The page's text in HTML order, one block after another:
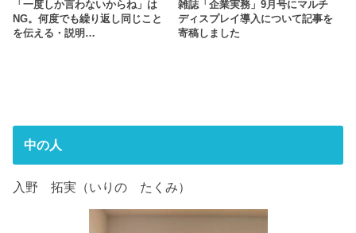
「一度しか言わないからね」は
NG。何度でも繰り返し同じこと
を伝える・説明…
雑誌「企業実務」9月号にマルチ
ディスプレイ導入について記事を
寄稿しました
中の人
入野 拓実（いりの たくみ）